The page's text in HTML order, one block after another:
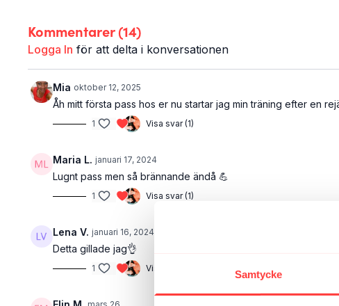
Samtycke
Kommentarer (14)
Logga In för att delta i konversationen
Mia oktober 12, 2025
Åh mitt första pass hos er nu startar jag min träning efter en
1 Visa svar (1)
Maria L. januari 17, 2024
Lugnt pass men så brännande ändå 💪
1 Visa svar (1)
Lena V. januari 16, 2024
Detta gillade jag👌
1 Visa svar (1)